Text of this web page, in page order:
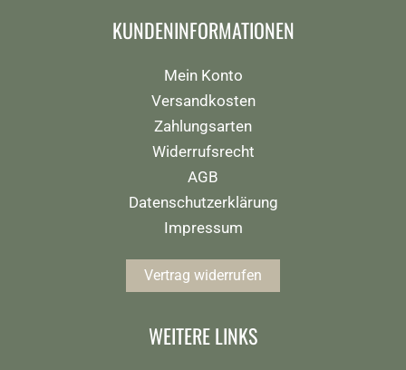
KUNDENINFORMATIONEN
Mein Konto
Versandkosten
Zahlungsarten
Widerrufsrecht
AGB
Datenschutzerklärung
Impressum
Vertrag widerrufen
WEITERE LINKS